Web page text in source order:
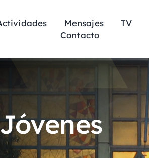
Mensajes TV
Contacto